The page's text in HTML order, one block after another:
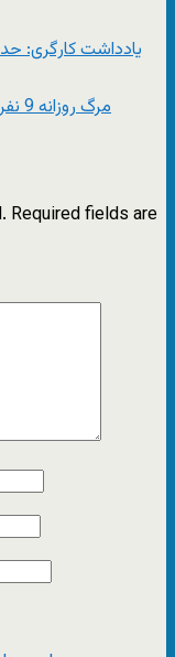
یادداشت کارگری:
مرگ روزانه 9 نفر بر اثر مصرف مواد مخدر در کشور
Required fields are